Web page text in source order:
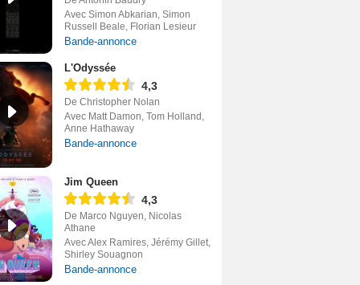
Avec Simon Abkarian, Simon
Russell Beale, Florian Lesieur
Bande-annonce
L'Odyssée
4,3
De Christopher Nolan
Avec Matt Damon, Tom Holland,
Anne Hathaway
Bande-annonce
Jim Queen
4,3
De Marco Nguyen, Nicolas
Athane
Avec Alex Ramires, Jérémy Gillet,
Shirley Souagnon
Bande-annonce